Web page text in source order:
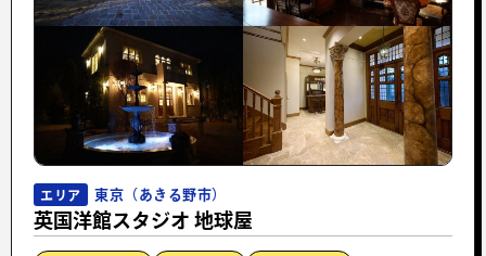
エリア 東京（あきる野市）
英国洋館スタジオ 地球屋